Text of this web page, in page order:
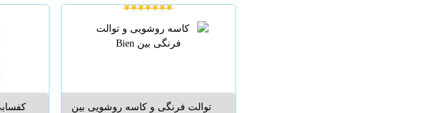
اسکلت فلزی پیچ و مهره در استان
فارس اولین تولید کننده و مجری
تخصصی سقف های عرشه فولادی در
جنوب کشور مشخصات عمومی و
و
فروش
و
توالت فرنگی و کاسه روشویی بین